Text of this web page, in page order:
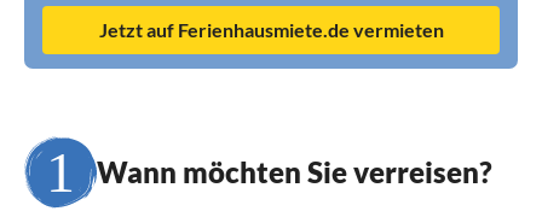
Jetzt auf Ferienhausmiete.de vermieten
Wann möchten Sie verreisen?